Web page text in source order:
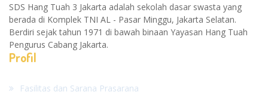
SDS Hang Tuah 3 Jakarta adalah sekolah dasar swasta yang
berada di Komplek TNI AL - Pasar Minggu, Jakarta Selatan.
Berdiri sejak tahun 1971 di bawah binaan Yayasan Hang Tuah
Pengurus Cabang Jakarta.
Profil
Fasilitas dan Sarana Prasarana